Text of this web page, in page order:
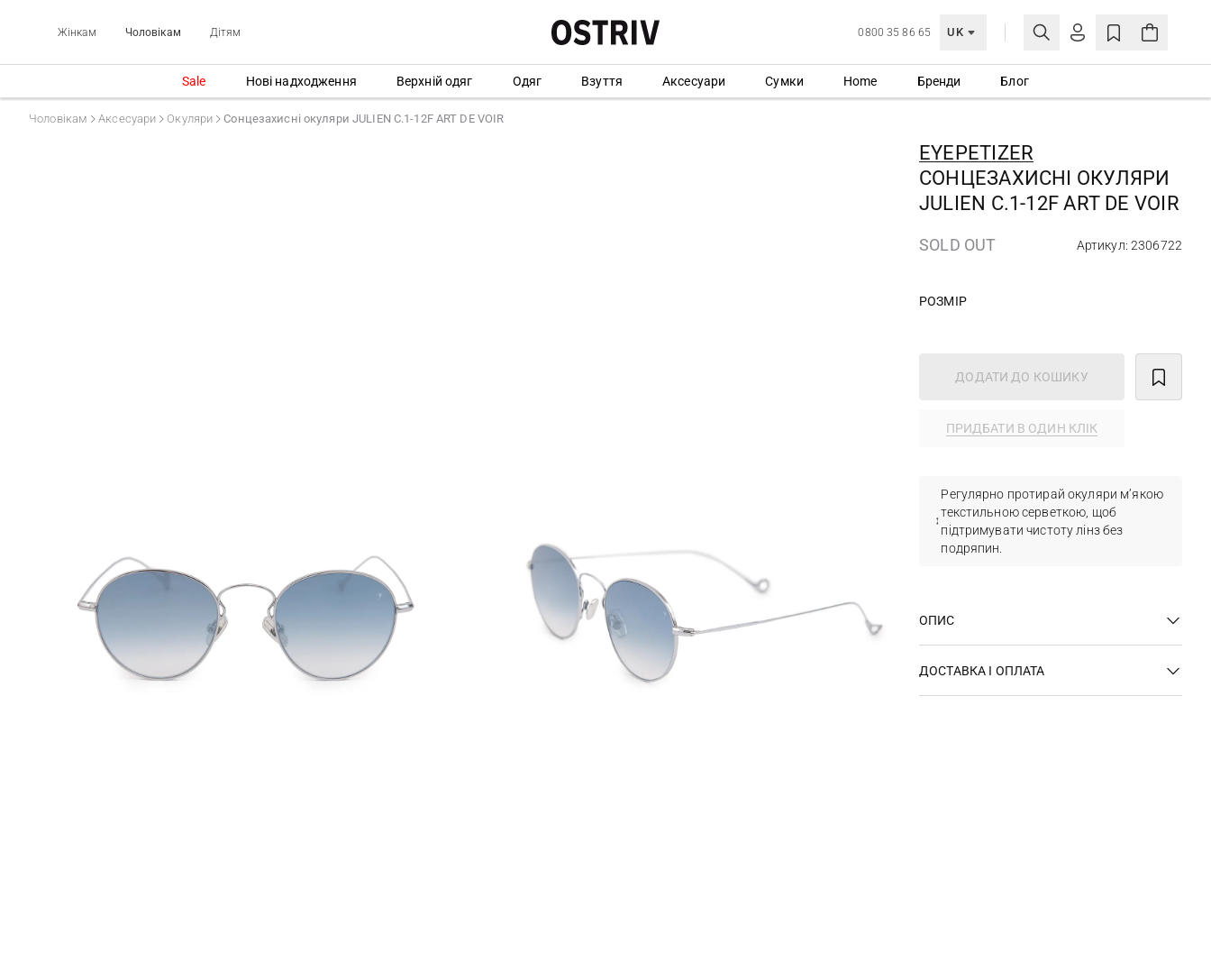
Жінкам Чоловікам Дітям 0800 35 86 65 UK
МОЯ ОБЛІКІВКА
Ще не зареєстровані?
СТВОРИТИ ОБЛІКІВКУ
Sale Нові надходження Верхній одяг Одяг Взуття Аксесуари Сумки Home Бренди Блог
Чоловікам Аксесуари Окуляри Сонцезахисні окуляри JULIEN C.1-12F ART DE VOIR
EYEPETIZER
СОНЦЕЗАХИСНІ ОКУЛЯРИ
JULIEN C.1-12F ART DE VOIR
SOLD OUT Артикул: 2306722
РОЗМІР
ДОДАТИ ДО КОШИКУ
ПРИДБАТИ В ОДИН КЛІК
Регулярно протирай окуляри м’якою
текстильною серветкою, щоб
підтримувати чистоту лінз без
подряпин.
ОПИС
ДОСТАВКА І ОПЛАТА